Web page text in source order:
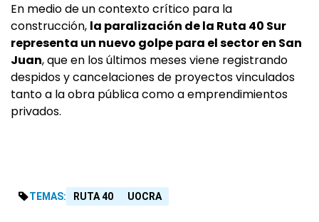
En medio de un contexto crítico para la
construcción, la paralización de la Ruta 40 Sur
representa un nuevo golpe para el sector en San
Juan, que en los últimos meses viene registrando
despidos y cancelaciones de proyectos vinculados
tanto a la obra pública como a emprendimientos
privados.
TEMAS: RUTA 40 UOCRA